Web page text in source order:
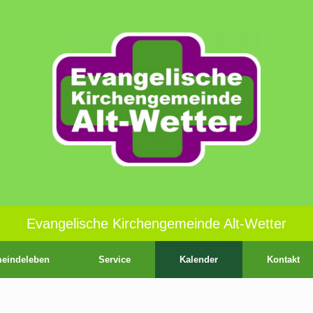
Evangelische Kirchengemeinde Alt-Wetter
Service Kalender Kontakt